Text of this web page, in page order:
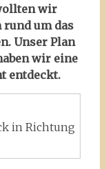
wir
rund um das
Unser Plan
wir eine
entdeckt.
in Richtung